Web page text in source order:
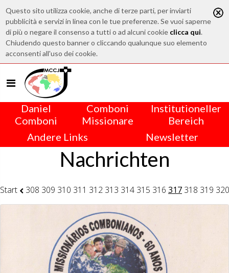
Questo sito utilizza cookie, anche di terze parti, per inviarti
pubblicità e servizi in linea con le tue preferenze. Se vuoi saperne
di più o negare il consenso a tutti o ad alcuni cookie clicca qui.
Chiudendo questo banner o cliccando qualunque suo elemento
acconsenti all'uso dei cookie.
Daniel
Comboni
Comboni
Missionare
Institutioneller
Bereich
Andere Links
Newsletter
Nachrichten
Start 308 309 310 311 312 313 314 315 316 317 318 319 320